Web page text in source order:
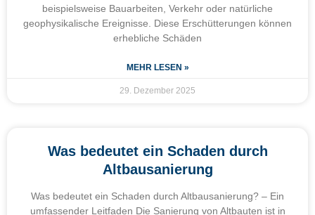
beispielsweise Bauarbeiten, Verkehr oder natürliche
geophysikalische Ereignisse. Diese Erschütterungen können
erhebliche Schäden
MEHR LESEN »
29. Dezember 2025
Was bedeutet ein Schaden durch
Altbausanierung
Was bedeutet ein Schaden durch Altbausanierung? – Ein
umfassender Leitfaden Die Sanierung von Altbauten ist in